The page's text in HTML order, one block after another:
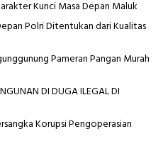
Kunci Masa Depan Maluk
Polri Ditentukan dari Kualitas
Pameran Pangan Murah
DI DUGA ILEGAL DI
Korupsi Pengoperasian